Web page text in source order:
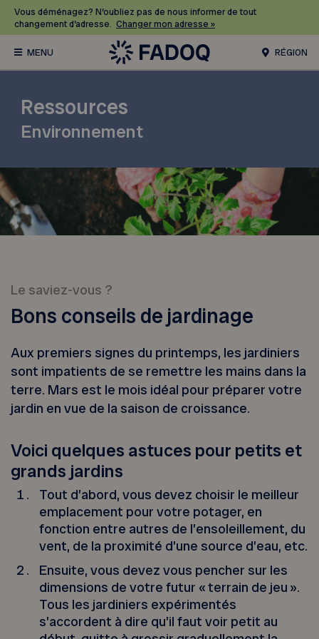
Vous déménagez? N’oubliez pas de nous informer de tout
changement d’adresse. Changer mon adresse »
RÉGION
Ressources
Environnement
Le saviez-vous ?
Bons conseils de jardinage
Aux premiers signes du printemps, les jardiniers
sont impatients de se remettre les mains dans la
terre. Mars est le mois idéal pour préparer votre
jardin en vue de la saison de croissance.
Voici quelques astuces pour petits et
grands jardins
Tout d’abord, vous devez choisir le meilleur
emplacement pour votre potager, en
fonction entre autres de l’ensoleillement, du
vent, de la proximité d’une source d’eau, etc.
Ensuite, vous devez vous pencher sur les
dimensions de votre futur « terrain de jeu ».
Tous les jardiniers expérimentés
s’accordent à dire qu’il faut voir petit au